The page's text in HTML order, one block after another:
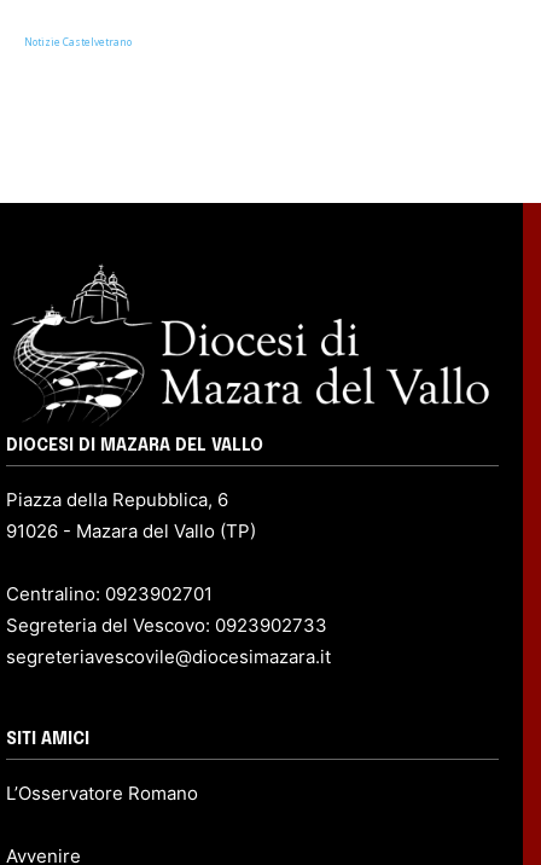
Notizie Castelvetrano
DIOCESI DI MAZARA DEL VALLO
Piazza della Repubblica, 6
91026 - Mazara del Vallo (TP)
Centralino: 0923902701
Segreteria del Vescovo: 0923902733
segreteriavescovile@diocesimazara.it
SITI AMICI
L’Osservatore Romano
Avvenire